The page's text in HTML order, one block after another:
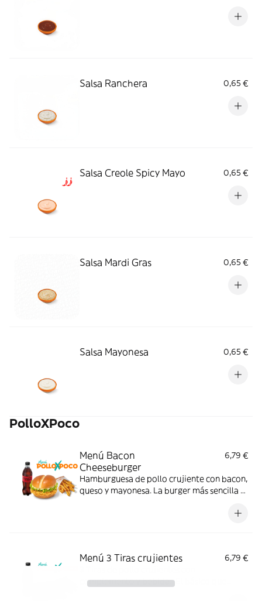
Salsa Ranchera 0,65 €
Salsa Creole Spicy Mayo 0,65 €
Salsa Mardi Gras 0,65 €
Salsa Mayonesa 0,65 €
PolloXPoco
Menú Bacon
Cheeseburger
6,79 €
Hamburguesa de pollo crujiente con bacon,
queso y mayonesa. La burger más sencilla y
Menú 3 Tiras crujientes
6,79 €
complemento y bebida. ¡El básico que